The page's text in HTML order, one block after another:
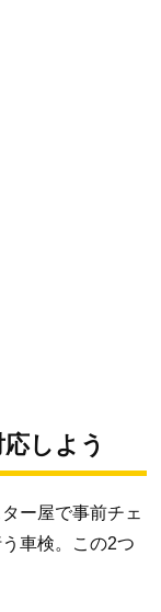
しよう
ー屋で事前チェ
車検。この2つ